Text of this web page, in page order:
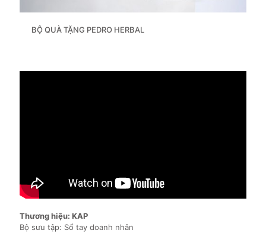
BỘ QUÀ TẶNG PEDRO HERBAL
Thương hiệu: KAP
Bộ sưu tập: Sổ tay doanh nhân